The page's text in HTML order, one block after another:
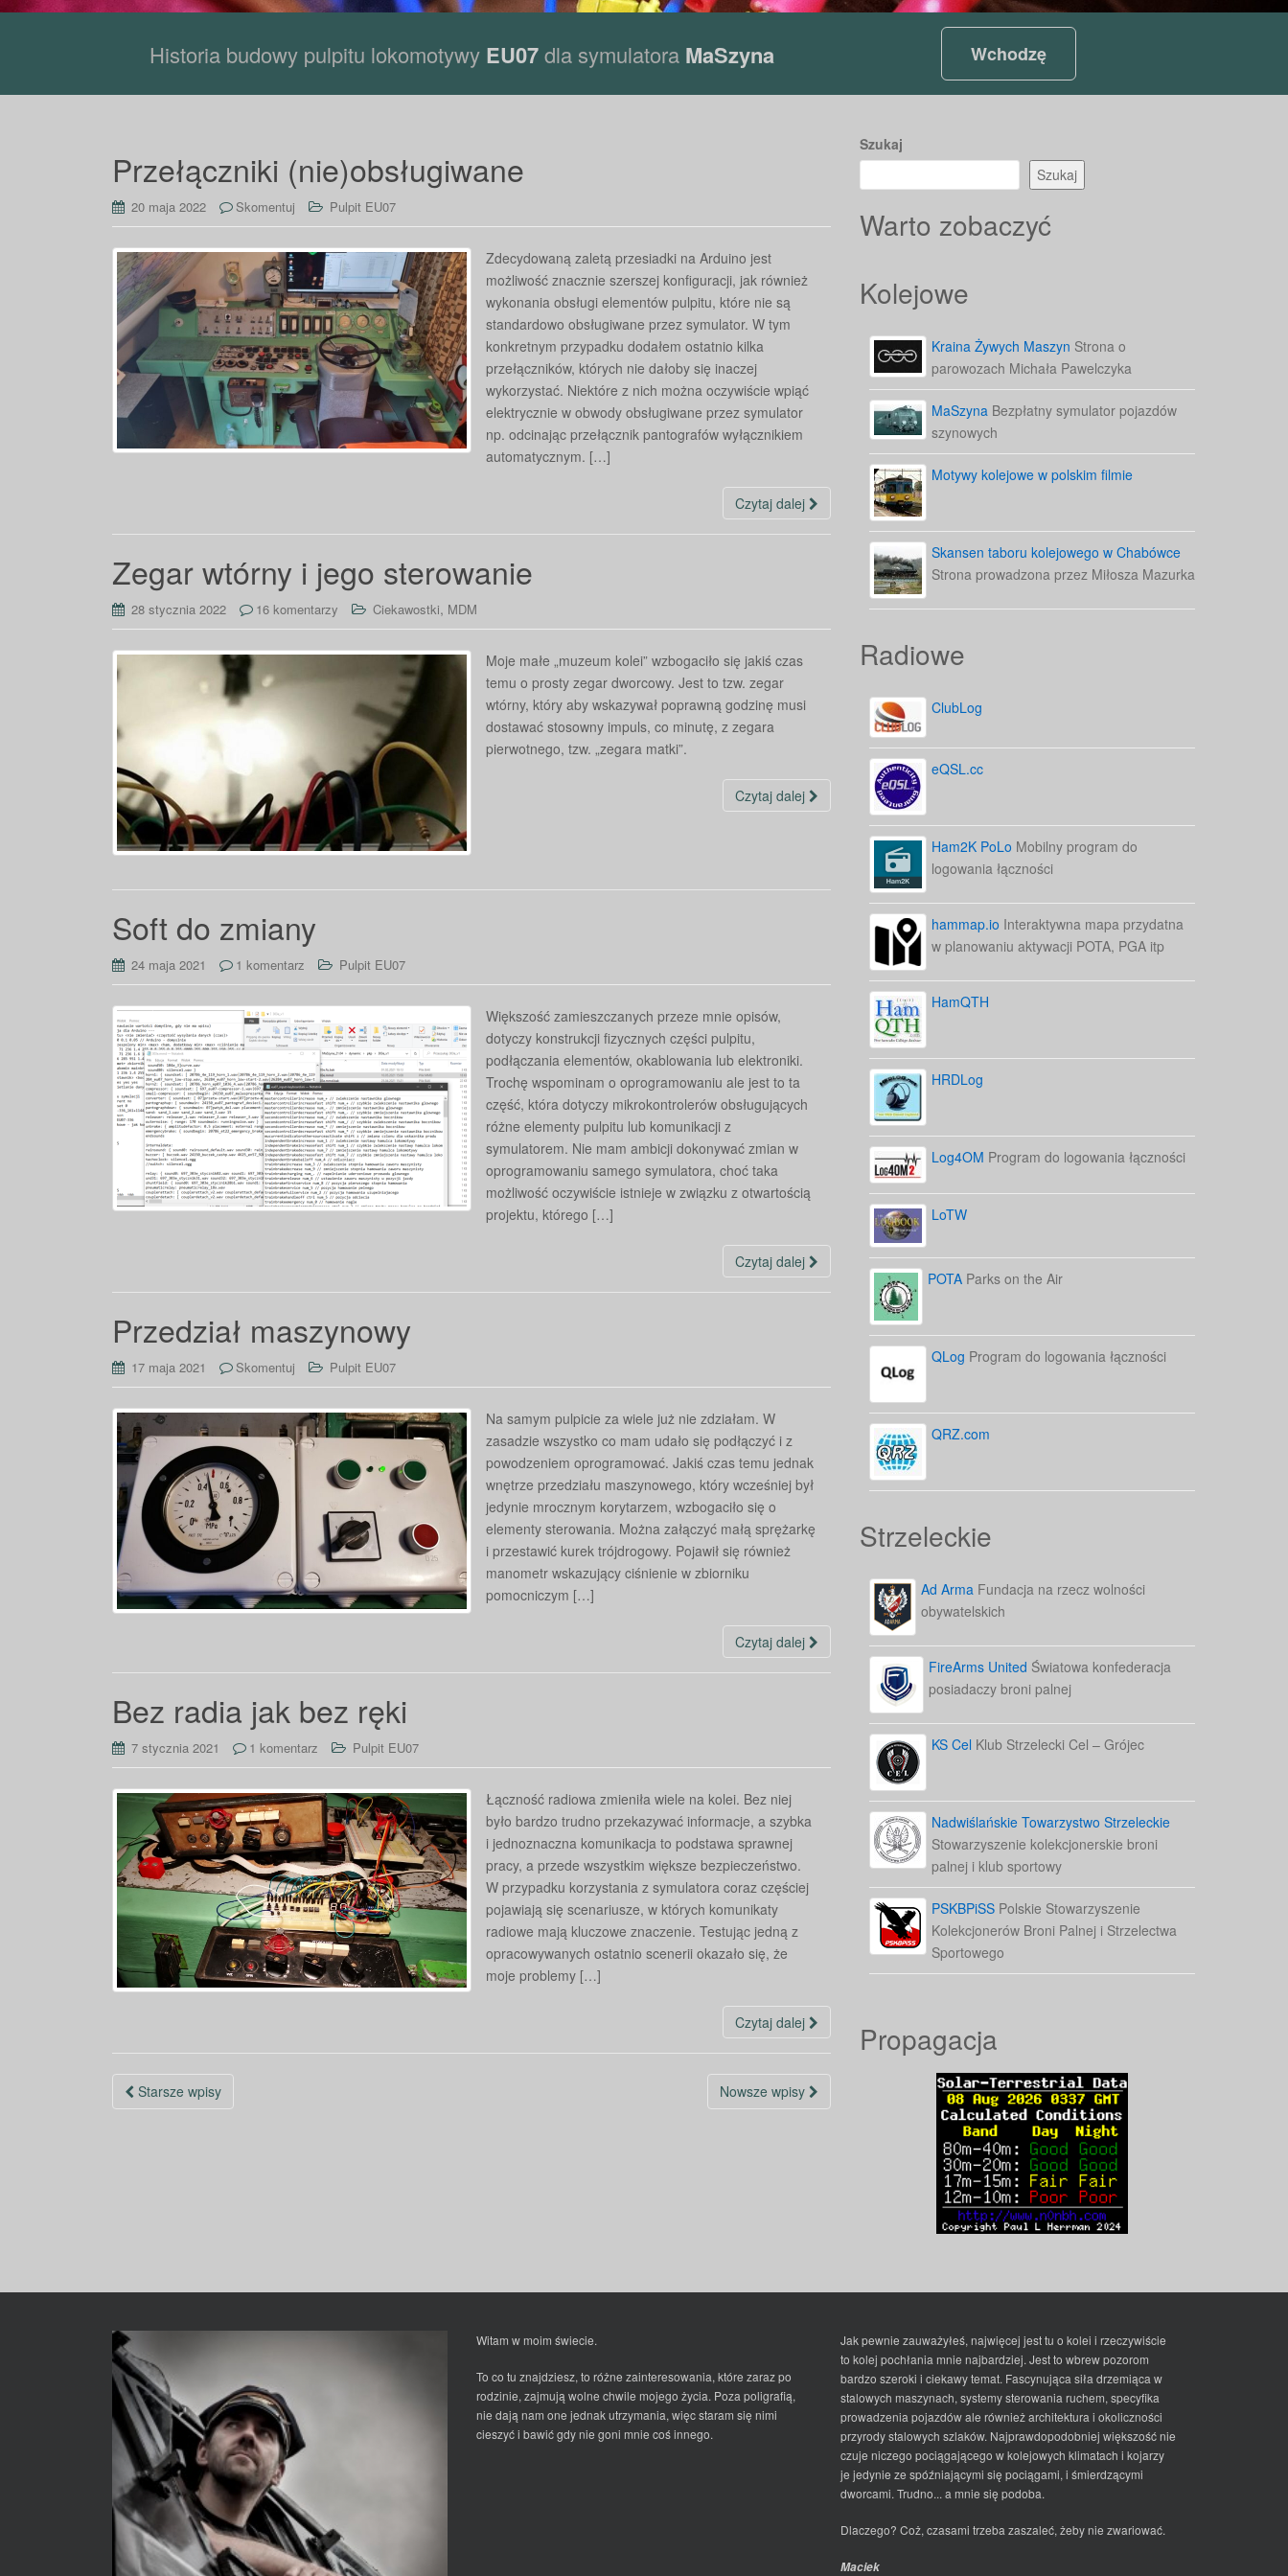
Historia budowy pulpitu lokomotywy EU07dla symulatora MaSzyna Wchodzę
Przełączniki (nie)obsługiwane
20 maja 2022 Skomentuj Pulpit EU07
Zdecydowaną zaletą przesiadki na Arduino jest
możliwość znacznie szerszej konfiguracji, jak również
wykonania obsługi elementów pulpitu, które nie są
standardowo obsługiwane przez symulator. W tym
konkretnym przypadku dodałem ostatnio kilka
przełączników, których nie dałoby się inaczej
wykorzystać. Niektóre z nich można oczywiście wpiąć
elektrycznie w obwody obsługiwane przez symulator
np. odcinając przełącznik pantografów wyłącznikiem
automatycznym. […]
Czytaj dalej
Zegar wtórny i jego sterowanie
28 stycznia 2022 16 komentarzy Ciekawostki, MDM
Moje małe „muzeum kolei” wzbogaciło się jakiś czas
temu o prosty zegar dworcowy. Jest to tzw. zegar
wtórny, który aby wskazywał poprawną godzinę musi
dostawać stosowny impuls, co minutę, z zegara
pierwotnego, tzw. „zegara matki”.
Czytaj dalej
Soft do zmiany
24 maja 2021 1 komentarz Pulpit EU07
Większość zamieszczanych przeze mnie opisów,
dotyczy konstrukcji fizycznych części pulpitu,
podłączania elementów, okablowania lub elektroniki.
Trochę wspominam o oprogramowaniu ale jest to ta
część, która dotyczy mikrokontrolerów obsługujących
różne elementy pulpitu lub komunikacji z
symulatorem. Nie mam ambicji dokonywać zmian w
oprogramowaniu samego symulatora, choć taka
możliwość oczywiście istnieje w związku z otwartością
projektu, którego […]
Czytaj dalej
Przedział maszynowy
17 maja 2021 Skomentuj Pulpit EU07
Na samym pulpicie za wiele już nie zdziałam. W
zasadzie wszystko co mam udało się podłączyć i z
powodzeniem oprogramować. Jakiś czas temu jednak
wnętrze przedziału maszynowego, który wcześniej był
jedynie mrocznym korytarzem, wzbogaciło się o
elementy sterowania. Można załączyć małą sprężarkę
i przestawić kurek trójdrogowy. Pojawił się również
manometr wskazujący ciśnienie w zbiorniku
pomocniczym […]
Czytaj dalej
Bez radia jak bez ręki
7 stycznia 2021 1 komentarz Pulpit EU07
Łączność radiowa zmieniła wiele na kolei. Bez niej
było bardzo trudno przekazywać informacje, a szybka
i jednoznaczna komunikacja to podstawa sprawnej
pracy, a przede wszystkim większe bezpieczeństwo.
W przypadku korzystania z symulatora coraz częściej
pojawiają się scenariusze, w których komunikaty
radiowe mają kluczowe znaczenie. Testując jedną z
opracowywanych ostatnio scenerii okazało się, że
moje problemy […]
Czytaj dalej
Nawigacja
po
Starsze wpisy Nowsze wpisy
Szukaj
Szukaj
Warto zobaczyć
Kolejowe
Kraina Żywych Maszyn Strona o
parowozach Michała Pawelczyka
MaSzyna Bezpłatny symulator pojazdów
szynowych
Motywy kolejowe w polskim filmie
Skansen taboru kolejowego w Chabówce
Strona prowadzona przez Miłosza Mazurka
Radiowe
ClubLog
eQSL.cc
Ham2K PoLo Mobilny program do
logowania łączności
hammap.io Interaktywna mapa przydatna
w planowaniu aktywacji POTA, PGA itp
HamQTH
HRDLog
Log4OM Program do logowania łączności
LoTW
POTA Parks on the Air
QLog Program do logowania łączności
QRZ.com
Strzeleckie
Ad Arma Fundacja na rzecz wolności
obywatelskich
FireArms United Światowa konfederacja
posiadaczy broni palnej
KS Cel Klub Strzelecki Cel – Grójec
Nadwiślańskie Towarzystwo Strzeleckie
Stowarzyszenie kolekcjonerskie broni
palnej i klub sportowy
PSKBPiSS Polskie Stowarzyszenie
Kolekcjonerów Broni Palnej i Strzelectwa
Sportowego
Propagacja
Witam w moim świecie.
To co tu znajdziesz, to różne zainteresowania, które zaraz po
rodzinie, zajmują wolne chwile mojego życia. Poza poligrafią,
nie dają nam one jednak utrzymania, więc staram się nimi
cieszyć i bawić gdy nie goni mnie coś innego.
Jak pewnie zauważyłeś, najwięcej jest tu o kolei i rzeczywiście
to kolej pochłania mnie najbardziej. Jest to wbrew pozorom
bardzo szeroki i ciekawy temat. Fascynująca siła drzemiąca w
stalowych maszynach, systemy sterowania ruchem, specyfika
prowadzenia pojazdów ale również architektura i okoliczności
przyrody stalowych szlaków. Najprawdopodobniej większość nie
czuje niczego pociągającego w kolejowych klimatach i kojarzy
je jedynie ze spóźniającymi się pociągami, i śmierdzącymi
dworcami. Trudno... a mnie się podoba.
Dlaczego? Coż, czasami trzeba zaszaleć, żeby nie zwariować.
Maciek